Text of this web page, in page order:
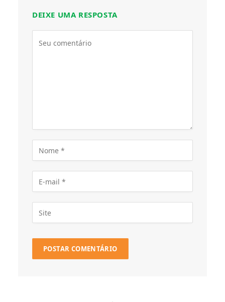
DEIXE UMA RESPOSTA